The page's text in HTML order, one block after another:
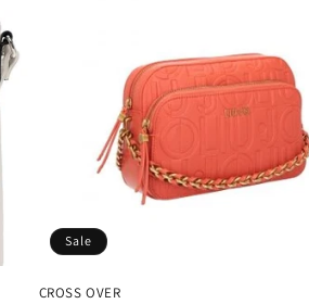
Sale
CROSS OVER